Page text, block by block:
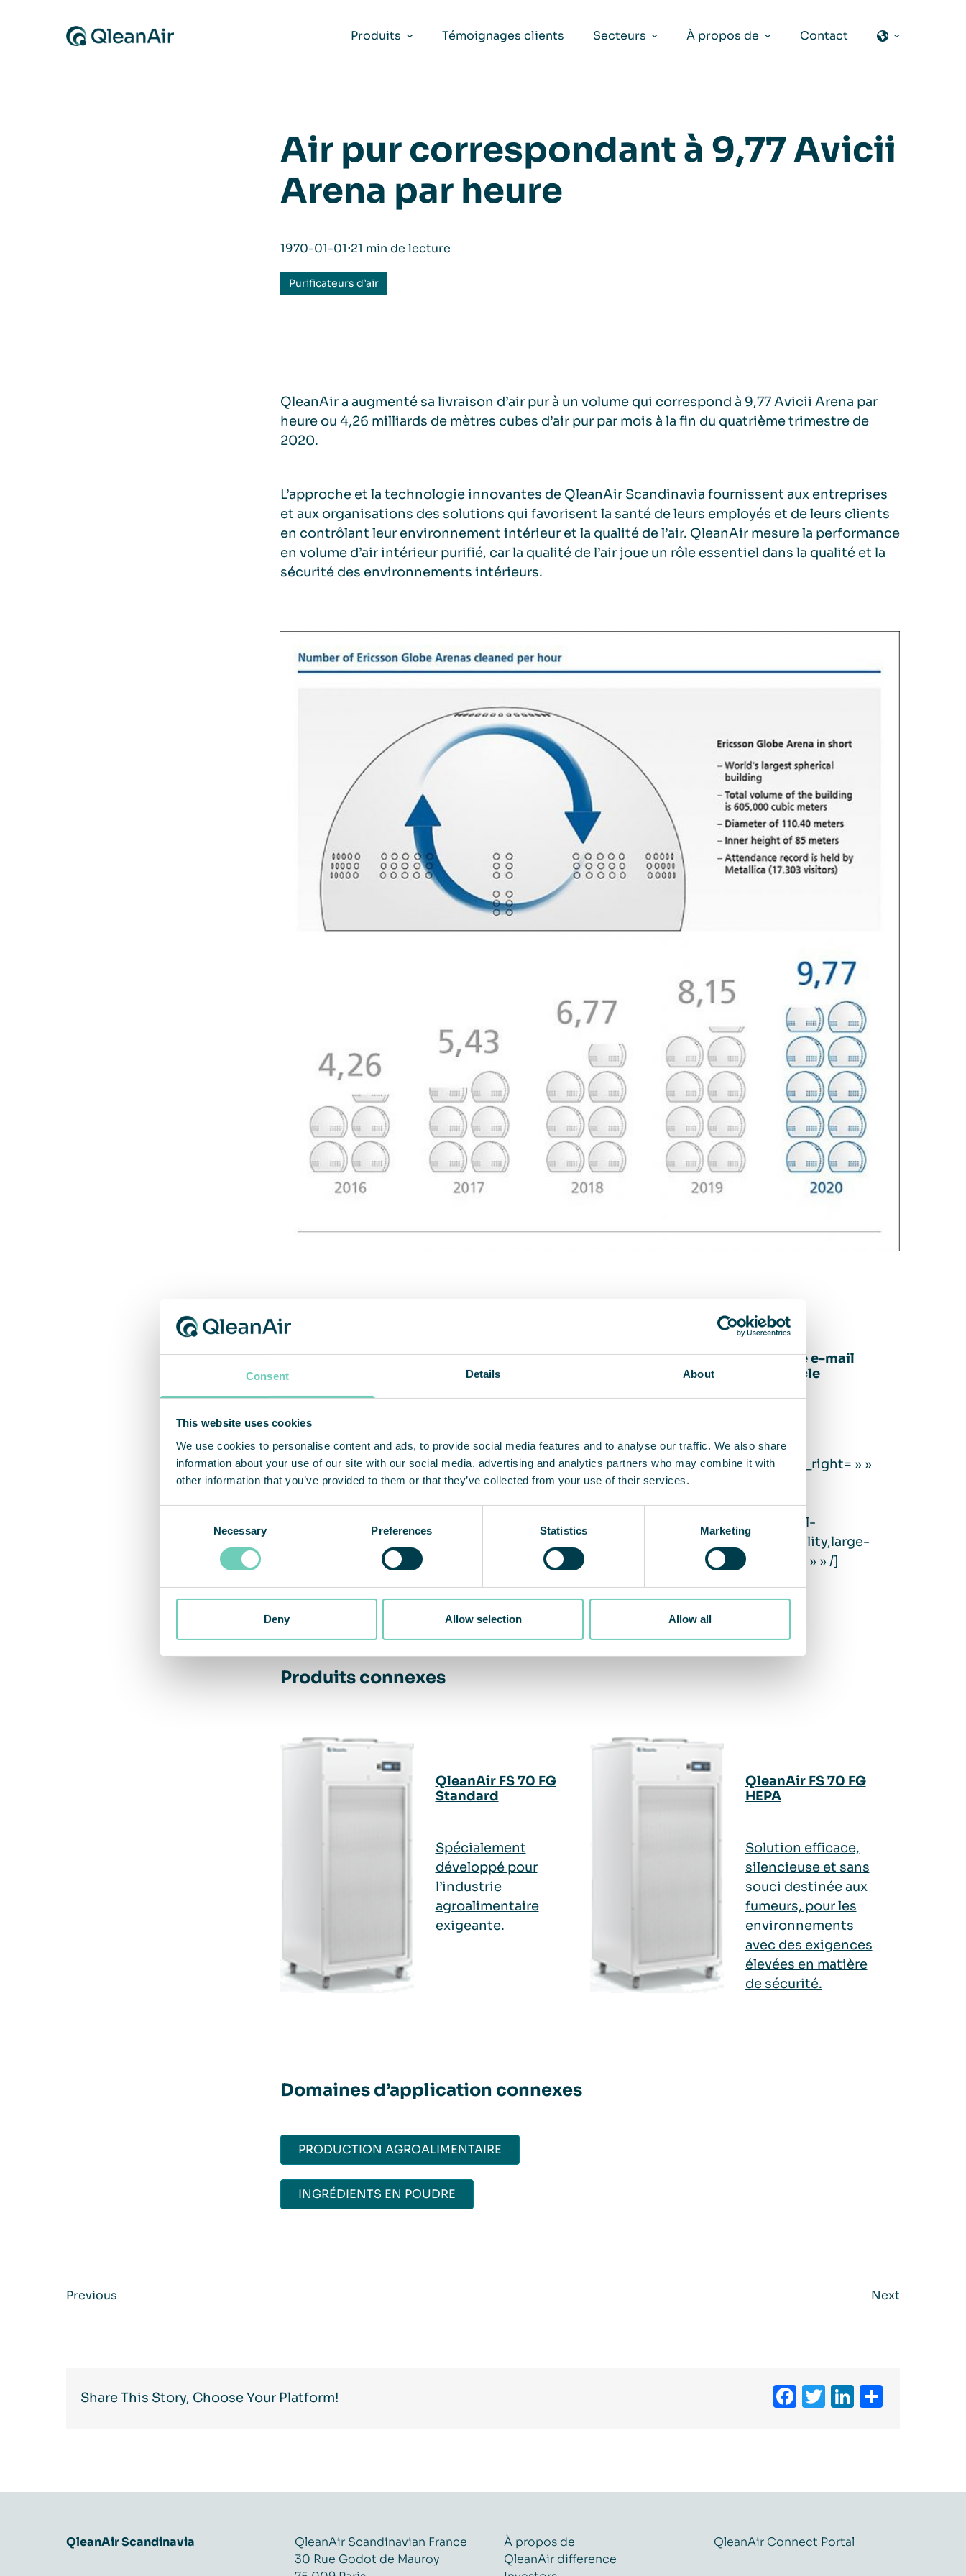
Consent Details About
This website uses cookies
We use cookies to personalise content and ads, to provide social media features and to analyse our traffic. We also share
information about your use of our site with our social media, advertising and analytics partners who may combine it with
other information that you’ve provided to them or that they’ve collected from your use of their services.
Necessary Preferences Statistics Marketing
Deny Allow selection Allow all
Produits
Témoignages clients Secteurs À propos de Contact
Air pur correspondant à 9,77 Avicii
Arena par heure
1970-01-01⋅21 min de lecture
Purificateurs d’air
QleanAir a augmenté sa livraison d’air pur à un volume qui correspond à 9,77 Avicii Arena par
heure ou 4,26 milliards de mètres cubes d’air pur par mois à la fin du quatrième trimestre de
2020.
L’approche et la technologie innovantes de QleanAir Scandinavia fournissent aux entreprises
et aux organisations des solutions qui favorisent la santé de leurs employés et de leurs clients
en contrôlant leur environnement intérieur et la qualité de l’air. QleanAir mesure la performance
en volume d’air intérieur purifié, car la qualité de l’air joue un rôle essentiel dans la qualité et la
sécurité des environnements intérieurs.
choisissez votre territoire parmi une liste de bureaux
dans le monde entier. Vous pouvez également nous
envoyer un e-mail
Saisissez votre adresse e-mail
pour télécharger l’article
form_post_id= »1255″
margin_top= » » margin_right= » »
margin_bottom= » »
margin_left= » »
hide_on_mobile= »small-
visibility,medium-visibility,large-
visibility » class= » » id= » » /]
TÉLÉCHARGER
Produits connexes
QleanAir FS 70 FG
Standard
Spécialement
développé pour
l’industrie
agroalimentaire
exigeante.
QleanAir FS 70 FG
HEPA
Solution efficace,
silencieuse et sans
souci destinée aux
fumeurs, pour les
environnements
avec des exigences
élevées en matière
de sécurité.
Domaines d’application connexes
PRODUCTION AGROALIMENTAIRE
INGRÉDIENTS EN POUDRE​
Previous Next
Share This Story, Choose Your Platform! Facebook
Twitter
LinkedIn
QleanAir Scandinavia
QleanAir Scandinavian France
30 Rue Godot de Mauroy
À propos de
QleanAir difference
QleanAir Connect Portal